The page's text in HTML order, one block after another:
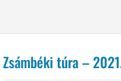
Zsámbéki túra –